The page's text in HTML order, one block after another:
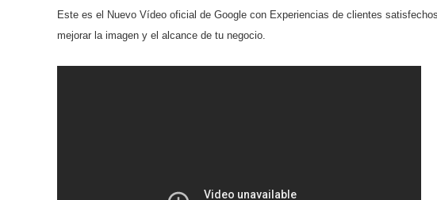
Este es el Nuevo Vídeo oficial de Google con Experiencias de clientes
mejorar la imagen y el alcance de tu negocio.